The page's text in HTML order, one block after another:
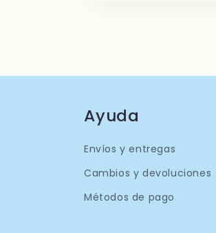
Ayuda
Envíos y entregas
Cambios y devoluciones
Métodos de pago